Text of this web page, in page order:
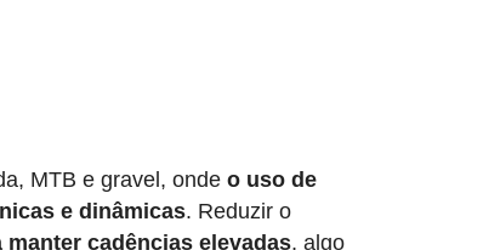
MTB e gravel, ondeo uso de
e dinâmicas. Reduzir o
cadências elevadas, algo